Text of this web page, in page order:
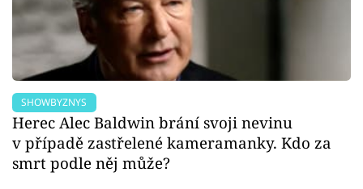
SHOWBYZNYS
Herec Alec Baldwin brání svoji nevinu
v případě zastřelené kameramanky. Kdo za
smrt podle něj může?